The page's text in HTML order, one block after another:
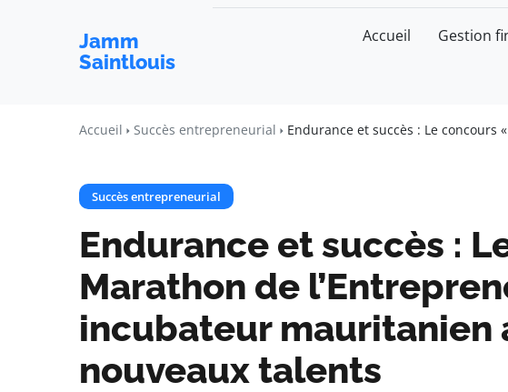
Jamm
Saintlouis
Accueil Gestion
Accueil Succès entrepreneurial Endurance et succès : Le concours
Succès entrepreneurial
Endurance et succès :
Marathon de
incubateur mauritanien
nouveaux talents